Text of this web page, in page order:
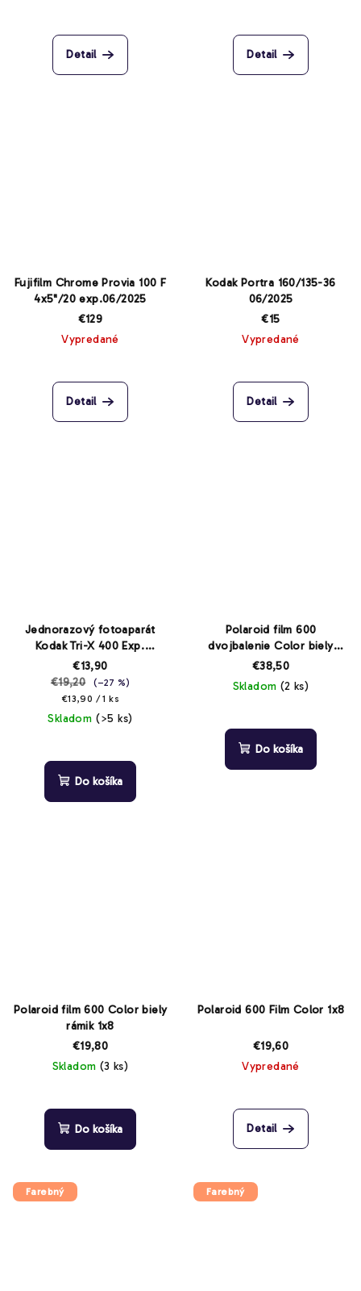
Detail Detail
Fujifilm Chrome Provia 100 F
4x5"/20 exp.06/2025
€129
Vypredané
Detail
Kodak Portra 160/135-36
06/2025
€15
Vypredané
Detail
Jednorazový fotoaparát
Kodak Tri-X 400 Exp.
06/2026
€13,90
€19,20
(–27 %)
Jednotková
cena:
€13,90 / 1 ks
Skladom (>5 ks)
Do košíka
Polaroid film 600
dvojbalenie Color biely
rámik
€38,50
Skladom (2 ks)
Do košíka
Polaroid film 600 Color biely
rámik 1x8
€19,80
Skladom (3 ks)
Do košíka
Polaroid 600 Film Color 1x8
€19,60
Vypredané
Detail
Farebný Farebný